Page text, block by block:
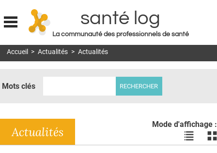
Jump to navigation
santé log
La communauté des professionnels de santé
MON COMPTE
DOSSIERS
RÉSEAUX
Accueil > Actualités > Actualités
Mots clés
Mode d'affichage :
Voir
les
les
Actualités